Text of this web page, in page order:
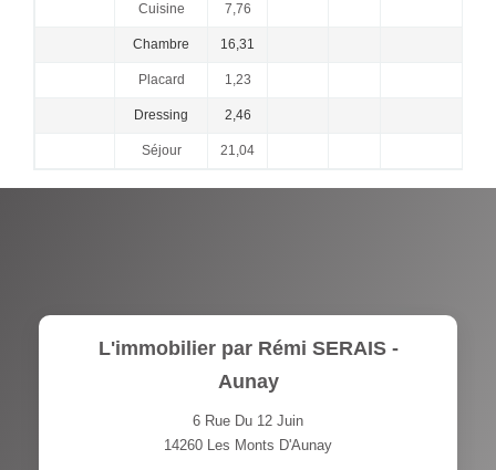
Cuisine 7,76
Chambre 16,31
Placard 1,23
Dressing 2,46
Séjour 21,04
L'immobilier par Rémi SERAIS -
Aunay
6 Rue Du 12 Juin
14260 Les Monts D'Aunay